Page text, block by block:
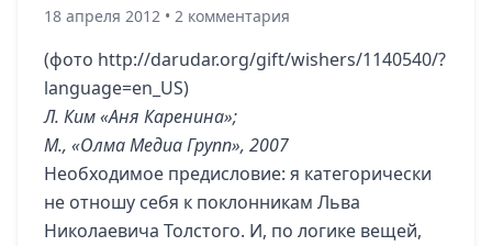
18 апреля 2012 • 2 комментария
(фото http://darudar.org/gift/wishers/1140540/?
language=en_US)
Л. Ким «Аня Каренина»;
М., «Олма Медиа Групп», 2007
Необходимое предисловие: я категорически
не отношу себя к поклонникам Льва
Николаевича Толстого. И, по логике вещей,